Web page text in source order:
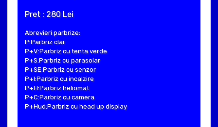
Pret : 280 Lei
Abrevieri parbrize:
P:Parbriz clar
P+V:Parbriz cu tenta verde
P+S:Parbriz cu parasolar
P+SE:Parbriz cu senzor
P+I:Parbriz cu incalzire
P+H:Parbriz heliomat
P+C:Parbriz cu camera
P+Hud:Parbriz cu head up display